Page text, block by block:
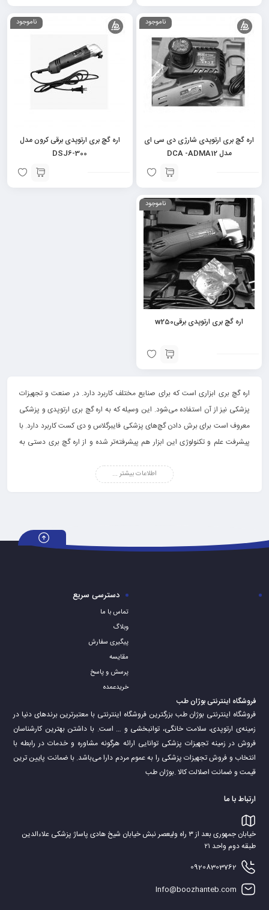
ناموجود
اره گچ بری ارتوپدی شارژی دی سی ای
مدل DCA -ADMA12
ناموجود
اره گچ بری ارتوپدی برقی کرون مدل
DSJ6-300
ناموجود
اره گچ بری ارتوپدی برقیw250
اره گچ بری ابزاری است که برای صنایع مختلف کاربرد دارد. در صنعت و تجهیزات
پزشکی نیز از آن استفاده می‌شود. این وسیله که به اره گچ بری ارتوپدی و پزشکی
معروف است برای برش دادن گچ‌های پزشکی فایبرگلاس و دی کست کاربرد دارد. با
پیشرفت علم و تکنولوژی این ابزار هم پیشرفته‌تر شده و از اره گچ‌ بری دستی به
ویژگی به‌علت ارتعاشات نرم و دقیق تیغه‌هایش و سیستم کنترل سرعت و فشار این
معرفی اره گچ بری
می‌شود. تیغه‌های آن از جنس فلز بوده و بهترین نوع آن اره گچ‌ بری است که تیغه
استیل از نوع ضدزنگ دارد. این نوع اره، کند یا دچار خوردگی، پوسیدگی و
می‌گیرد. آنها به‌آرامی به گچ برخورد کرده و بدون اینکه ضربه یا فشار مستقیمی روی
پوست ایجاد کنند گچ را از سطح پوست بیمار جدا می‌کنند. ارتعاشات آن، بسیار نرم
اطلاعات بیشتر ...
دسترسی سریع
تماس با ما
وبلاگ
پیگیری سفارش
مقایسه
پرسش و پاسخ
خریدعمده
فروشگاه اینترنتی بوژان طب
فروشگاه اینترنتی بوژان طب بزرگترین فروشگاه اینترنتی با معتبرترین برندهای دنیا در
زمینه‌ی ارتوپدی، سلامت خانگی، توانبخشی و … است. با داشتن بهترین کارشناسان
فروش در زمینه تجهیزات پزشکی توانایی ارائه هرگونه مشاوره و خدمات در رابطه با
انتخاب و فروش تجهیزات پزشکی را به عموم مردم دارا می‌‌‌‌باشد. با ضمانت پایین ترین
قیمت و ضمانت اصلالت کالا .بوژان طب
ارتباط با ما
خیابان جمهوری بعد از ۳ راه ولیعصر نبش خیابان شیخ هادی پاساژ پزشکی علاءالدین
طبقه دوم واحد ۲۱
09208303762
Info@boozhanteb.com